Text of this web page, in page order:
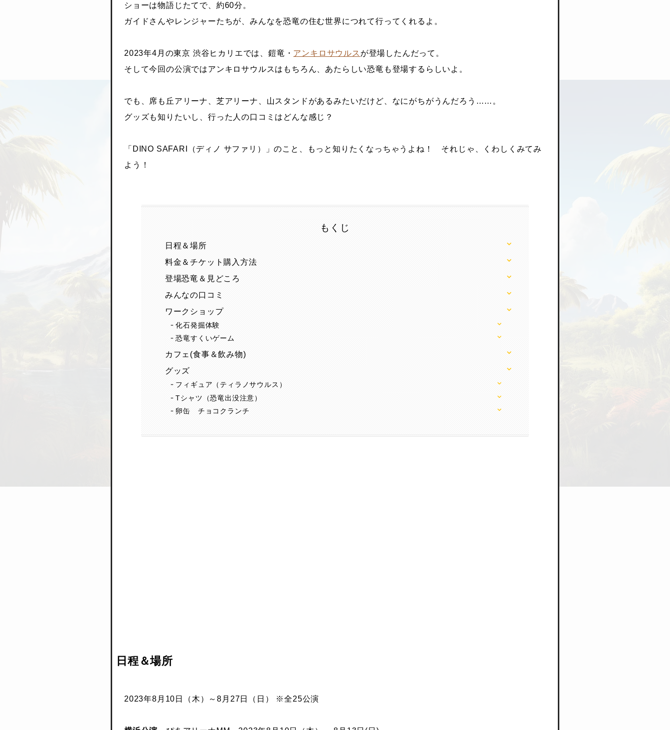
ショーは物語じたてで、約60分。
ガイドさんやレンジャーたちが、みんなを恐竜の住む世界につれて行ってくれるよ。
2023年4月の東京 渋谷ヒカリエでは、鎧竜・ アンキロサウルス が登場したんだって。
そして今回の公演ではアンキロサウルスはもちろん、あたらしい恐竜も登場するらしいよ。
でも、席も丘アリーナ、芝アリーナ、山スタンドがあるみたいだけど、なにがちがうんだろう……。
グッズも知りたいし、行った人の口コミはどんな感じ？
「DINO SAFARI（ディノ サファリ）」のこと、もっと知りたくなっちゃうよね！ それじゃ、くわしくみてみ
よう！
もくじ
日程＆場所
料金＆チケット購入方法
登場恐竜＆見どころ
みんなの口コミ
ワークショップ
化石発掘体験
恐竜すくいゲーム
カフェ(食事＆飲み物)
グッズ
フィギュア（ティラノサウルス）
Tシャツ（恐竜出没注意）
卵缶 チョコクランチ
日程＆場所
2023年8月10日（木）～8月27日（日） ※全25公演